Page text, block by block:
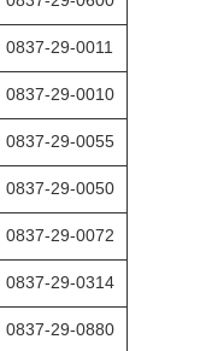
0837-29-0011
0837-29-0010
0837-29-0055
0837-29-0050
0837-29-0072
0837-29-0314
0837-29-0880